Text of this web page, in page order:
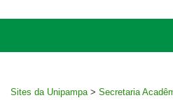
Sites da Unipampa > Secretaria